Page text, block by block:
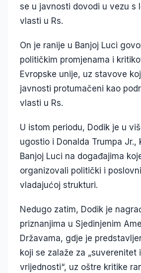
se u javnosti dovodi u vezu s
vlasti u Rs.
On je ranije u Banjoj Luci
političkim promjenama i
Evropske unije, uz stavove
javnosti protumačeni kao
vlasti u Rs.
U istom periodu, Dodik je u
ugostio i Donalda Trumpa Jr.,
Banjoj Luci na događajima
organizovali politički i
vladajućoj strukturi.
Nedugo zatim, Dodik je
priznanjima u Sjedinjenim
Državama, gdje je
koji se zalaže za „suverenitet
vrijednosti“, uz oštre kritike